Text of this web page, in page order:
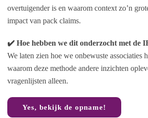
overtuigender is en waarom context zo’n
impact van pack claims.
✔️ Hoe hebben we dit onderzocht met de
We laten zien hoe we onbewuste associaties
waarom deze methode andere inzichten
vragenlijsten alleen.
Yes, bekijk de opname!